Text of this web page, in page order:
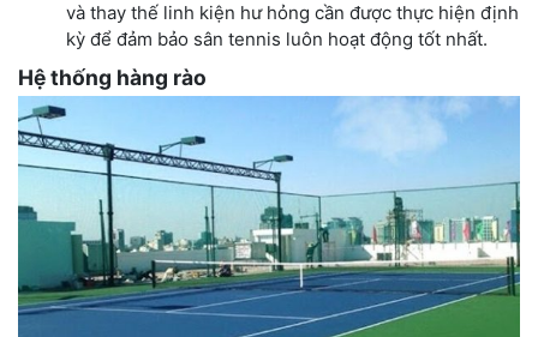
và thay thế linh kiện hư hỏng cần được thực hiện định
kỳ để đảm bảo sân tennis luôn hoạt động tốt nhất.
Hệ thống hàng rào